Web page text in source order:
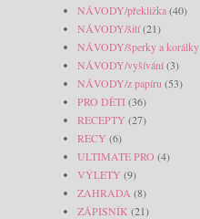
NÁVODY/překližka(40)
NÁVODY/šití(21)
NÁVODY/šperky a korálky
NÁVODY/vyšívání(3)
NÁVODY/z papíru (53)
PRO DĚTI(36)
RECEPTY (27)
RECY (6)
ULTIMATE PRO (4)
VÝLETY (9)
ZAHRADA (8)
ZÁPISNÍK (21)